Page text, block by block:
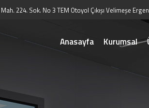
224. Sok. No 3 TEM Otoyol Çıkışı Velimeşe
Anasayfa Kurumsal